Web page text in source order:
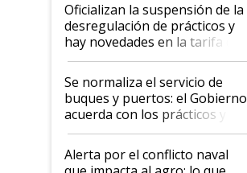
Oficializan la suspensión de la
desregulación de prácticos y
hay novedades en la tarifa de
la hidrovía
Se normaliza el servicio de
buques y puertos: el Gobierno
acuerda con los prácticos y
suspende el decreto de
desregulación
Alerta por el conflicto naval